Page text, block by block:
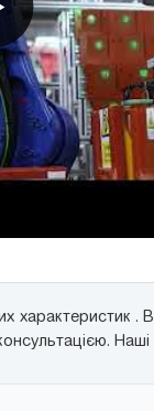
характеристик .